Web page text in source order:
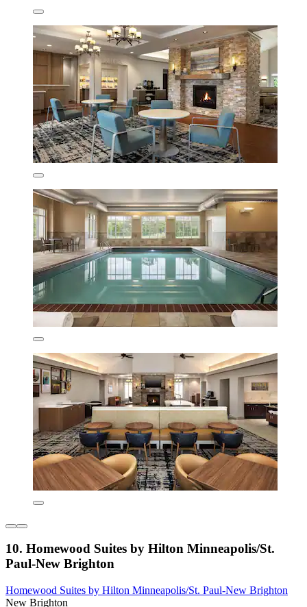
10. Homewood Suites by Hilton Minneapolis/St.
Paul-New Brighton
Homewood Suites by Hilton Minneapolis/St. Paul-New Brighton
New Brighton